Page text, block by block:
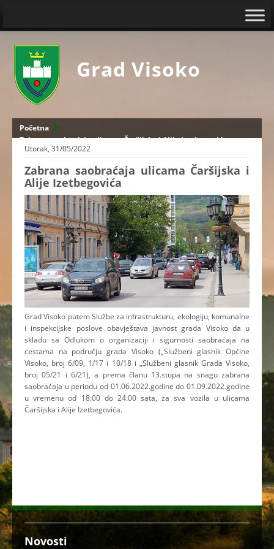
Grad Visoko
Početna
Zabrana saobraćaja ulicama Čaršijska i Alije Izetbegovića
Utorak, 31/05/2022
Zabrana saobraćaja ulicama Čaršijska i
Alije Izetbegovića
Grad Visoko putem Službe za infrastrukturu, ekologiju, komunalne
i inspekcijske poslove obavještava javnost grada Visoko da u
skladu sa Odlukom o organizaciji i sigurnosti saobraćaja na
cestama na području grada Visoko („Službeni glasnik Općine
Visoko, broj 6/09, 1/17 i 10/18 i „Službeni glasnik Grada Visoko,
broj 05/21 i 6/21), a prema članu 13.stupa na snagu zabrana
saobraćaja u periodu od 01.06.2022.godine do 01.09.2022.godine
u vremenu od 18:00 do 24:00 sata, za sva vozila u ulicama
Čaršijska i Alije Izetbegovića.
Novosti